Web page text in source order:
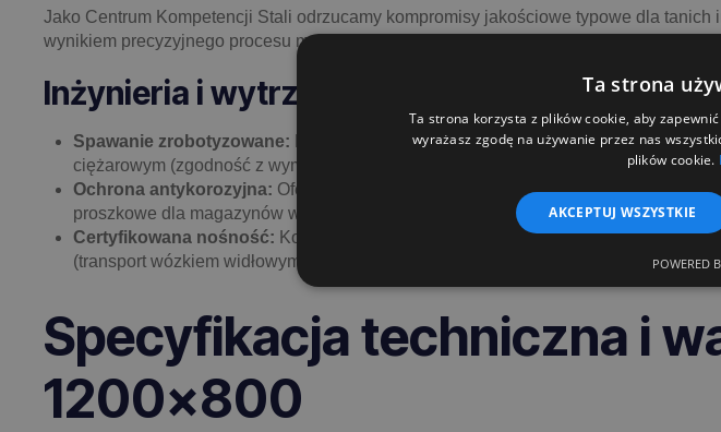
Jako Centrum Kompetencji Stali odrzucamy kompromisy jakościowe typowe dla tanich
wynikiem precyzyjnego procesu metalurgicznego, zaprojektowanego pod kątem
Inżynieria i wytrzymałość materiałowa:
Spawanie zrobotyzowane: Newralgiczne punkty łączenia siatki z ramą są
ciężarowym (zgodność z wymogami testów dynamicznych).
Ochrona antykorozyjna: Oferujemy dwa standardy wykończenia.Ocynk ogniowy
proszkowe dla magazynów wewnętrznych, zapewniające estetykę i łatwą
Certyfikowana nośność: Konstrukcje projektujemy z uwzględnieniem
(transport wózkiem widłowym).
Specyfikacja techniczna i
1200×800
Ta strona
Ta strona korzysta z plików cookie, aby
wyrażasz zgodę na używanie przez nas
plików cookie.
AKCEPTUJ WSZYSTKIE
POWERED